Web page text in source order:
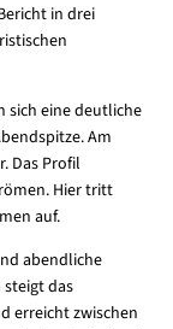
in drei
sich eine deutliche
Am
Das Profil
Hier tritt
auf.
abendliche
das
erreicht zwischen